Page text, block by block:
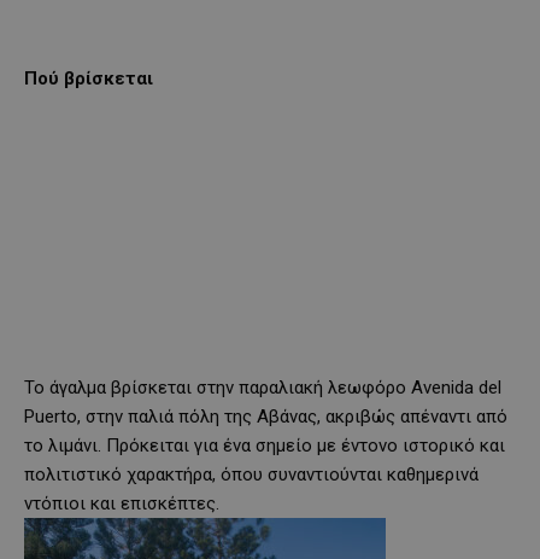
Πού βρίσκεται
Το άγαλμα βρίσκεται στην παραλιακή λεωφόρο Avenida del
Puerto, στην παλιά πόλη της Αβάνας, ακριβώς απέναντι από
το λιμάνι. Πρόκειται για ένα σημείο με έντονο ιστορικό και
πολιτιστικό χαρακτήρα, όπου συναντιούνται καθημερινά
ντόπιοι και επισκέπτες.